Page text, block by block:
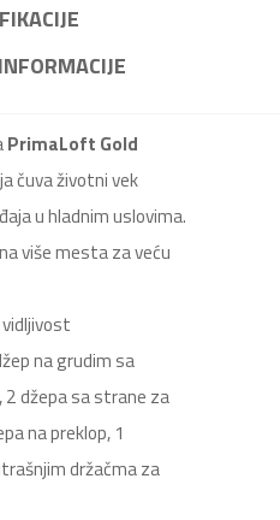
PrimaLoft Gold
čuva životni vek
u hladnim uslovima.
više mesta za veću
na grudim sa
2 džepa sa strane za
na preklop, 1
držačma za